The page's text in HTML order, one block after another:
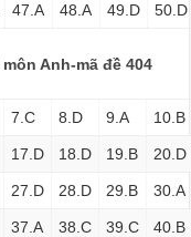
47.A 48.A 49.D 50.D
Anh-mã đề 404
7.C 8.D 9.A 10.B
17.D 18.D 19.B 20.D
27.D 28.D 29.B 30.A
37.A 38.C 39.C 40.B